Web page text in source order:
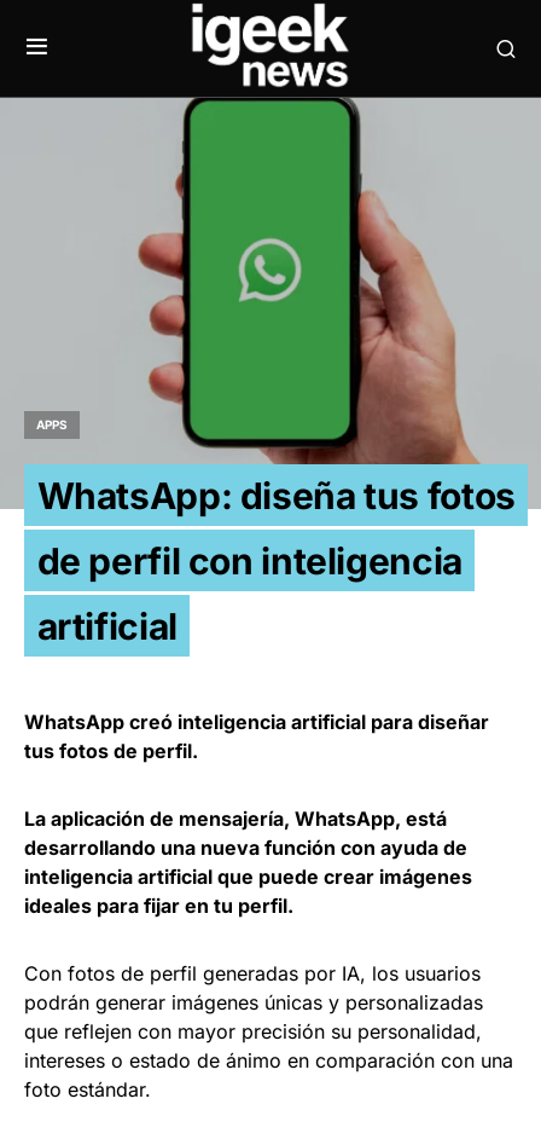
APPS
WhatsApp: diseña tus fotos
de perfil con inteligencia
artificial
WhatsApp creó inteligencia artificial para diseñar
tus fotos de perfil.
La aplicación de mensajería, WhatsApp, está
desarrollando una nueva función con ayuda de
inteligencia artificial que puede crear imágenes
ideales para fijar en tu perfil.
Con fotos de perfil generadas por IA, los usuarios
podrán generar imágenes únicas y personalizadas
que reflejen con mayor precisión su personalidad,
intereses o estado de ánimo en comparación con una
foto estándar.